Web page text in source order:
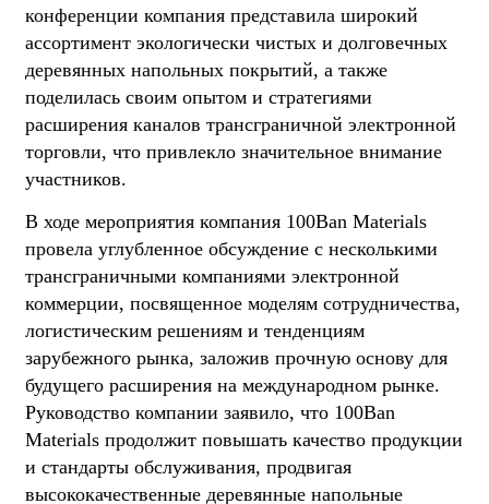
конференции компания представила широкий
ассортимент экологически чистых и долговечных
деревянных напольных покрытий, а также
поделилась своим опытом и стратегиями
расширения каналов трансграничной электронной
торговли, что привлекло значительное внимание
участников.
В ходе мероприятия компания 100Ban Materials
провела углубленное обсуждение с несколькими
трансграничными компаниями электронной
коммерции, посвященное моделям сотрудничества,
логистическим решениям и тенденциям
зарубежного рынка, заложив прочную основу для
будущего расширения на международном рынке.
Руководство компании заявило, что 100Ban
Materials продолжит повышать качество продукции
и стандарты обслуживания, продвигая
высококачественные деревянные напольные